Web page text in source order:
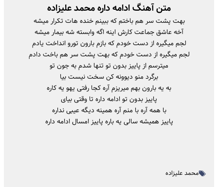
متن آهنگ ادامه داره محمد علیزاده
بهت پشت سر هم باختم که ببینم خنده هات تکرار میشه
آخه عاشق جماعت کارش اینه اگه وابسته شه بیمار میشه
لجم میگیره از دست خودم که بازم بارون تورو انداخت یادم
لجم میگیره از دست خودم که بهت پشت سر هم باخت دادم
میترسم از پاییز بدون تو تنها شدم به جون تو
برگرد منو دیوونه کن سخت نیست بیا
به یه بارون بهم میریزم آره کجا رفتی یهو یه کاره
پاییز بدون تو ادامه داره تا وقتی بیای
با همه آره با منم آره همینه دیگه عیبی نداره
پاییز همیشه سالی یه باره پاییز امسال ادامه داره
محمد علیزاده